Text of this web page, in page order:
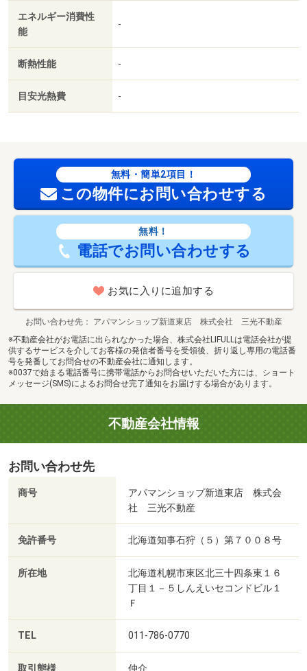
エネルギー消費性
能
-
断熱性能 -
目安光熱費 -
無料・簡単2項目！
この物件にお問い合わせする
無料！
電話でお問い合わせする
お気に入りに追加する
お問い合わせ先
アパマンショップ新道東店 株式会社 三光不動産
※不動産会社がお電話に出られなかった場合、株式会社LIFULLは電話会社が提
供するサービスを介してお客様の発信者番号を受領後、折り返し専用の電話番
号を発番してお問合せの不動産会社に通知します。
※0037で始まる電話番号に携帯電話からお問合せいただいた方には、ショート
メッセージ(SMS)によるお問合せ完了通知をお届けする場合があります。
不動産会社情報
お問い合わせ先
商号
アパマンショップ新道東店 株式会
社 三光不動産
免許番号 北海道知事石狩（５）第７００８号
所在地
北海道札幌市東区北三十四条東１６
丁目１－５しんえいセコンドビル１
Ｆ
TEL 011-786-0770
取引態様 仲介